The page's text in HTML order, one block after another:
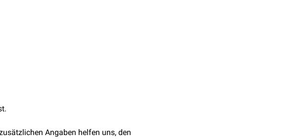
Angaben helfen uns, den